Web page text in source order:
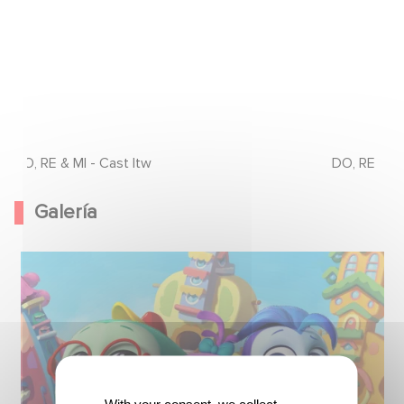
DO, RE & MI - Cast Itw DO, RE &
Galería